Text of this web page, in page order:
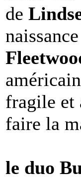
de
fragile et
faire la
le duo